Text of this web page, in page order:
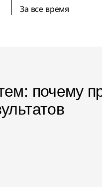
За все время
почему